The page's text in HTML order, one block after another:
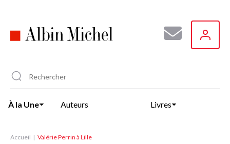
principal
À la Une Auteurs Livres
Accueil Valérie Perrin à Lille